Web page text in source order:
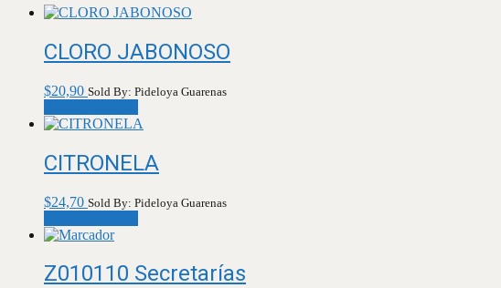
CLORO JABONOSO
$20,90 Sold By: Pideloya Guarenas
CITRONELA
$24,70 Sold By: Pideloya Guarenas
Z010110 Secretarías